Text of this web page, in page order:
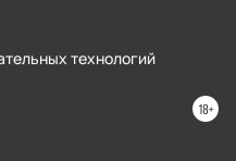
технологий